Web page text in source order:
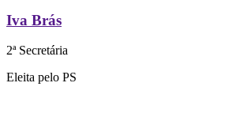
Iva Brás
2ª Secretária
Eleita pelo PS